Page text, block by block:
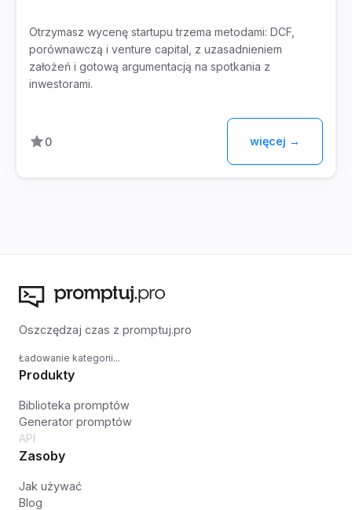
Otrzymasz wycenę startupu trzema metodami: DCF,
porównawczą i venture capital, z uzasadnieniem
założeń i gotową argumentacją na spotkania z
inwestorami.
0 więcej →
Oszczędzaj czas z promptuj.pro
Ładowanie kategorii...
Produkty
Biblioteka promptów
Generator promptów
API
Zasoby
Jak używać
Blog